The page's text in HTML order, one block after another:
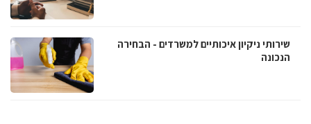
שירותי ניקיון איכותיים למשרדים - הבחירה
הנכונה